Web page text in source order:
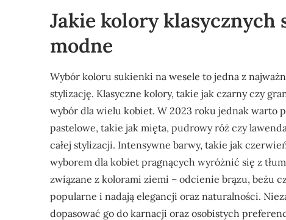
Jakie kolory klasycznych
modne
Wybór koloru sukienki na wesele to jedna z
stylizację. Klasyczne kolory, takie jak czarny czy
wybór dla wielu kobiet. W 2023 roku jednak warto
pastelowe, takie jak mięta, pudrowy róż czy
całej stylizacji. Intensywne barwy, takie jak
wyborem dla kobiet pragnących wyróżnić się z
związane z kolorami ziemi – odcienie brązu, beżu
popularne i nadają elegancji oraz naturalności.
dopasować go do karnacji oraz osobistych